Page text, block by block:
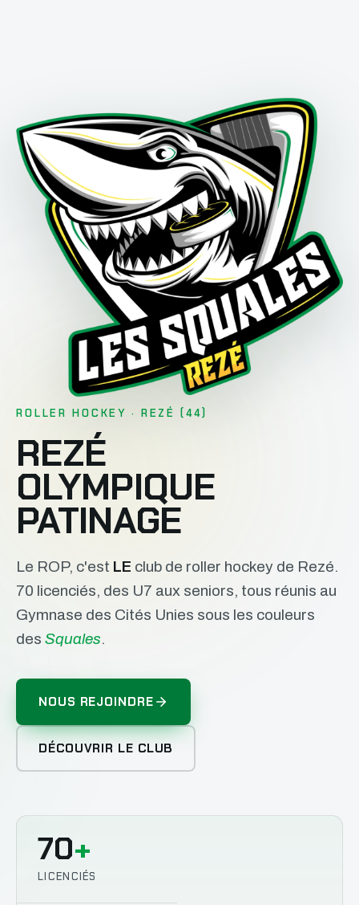
ROLLER HOCKEY · REZÉ (44)
REZÉ
OLYMPIQUE
PATINAGE
Le ROP, c'est LE club de roller hockey de Rezé.
70 licenciés, des U7 aux seniors, tous réunis au
Gymnase des Cités Unies sous les couleurs
des Squales.
NOUS REJOINDRE
DÉCOUVRIR LE CLUB
70+
LICENCIÉS